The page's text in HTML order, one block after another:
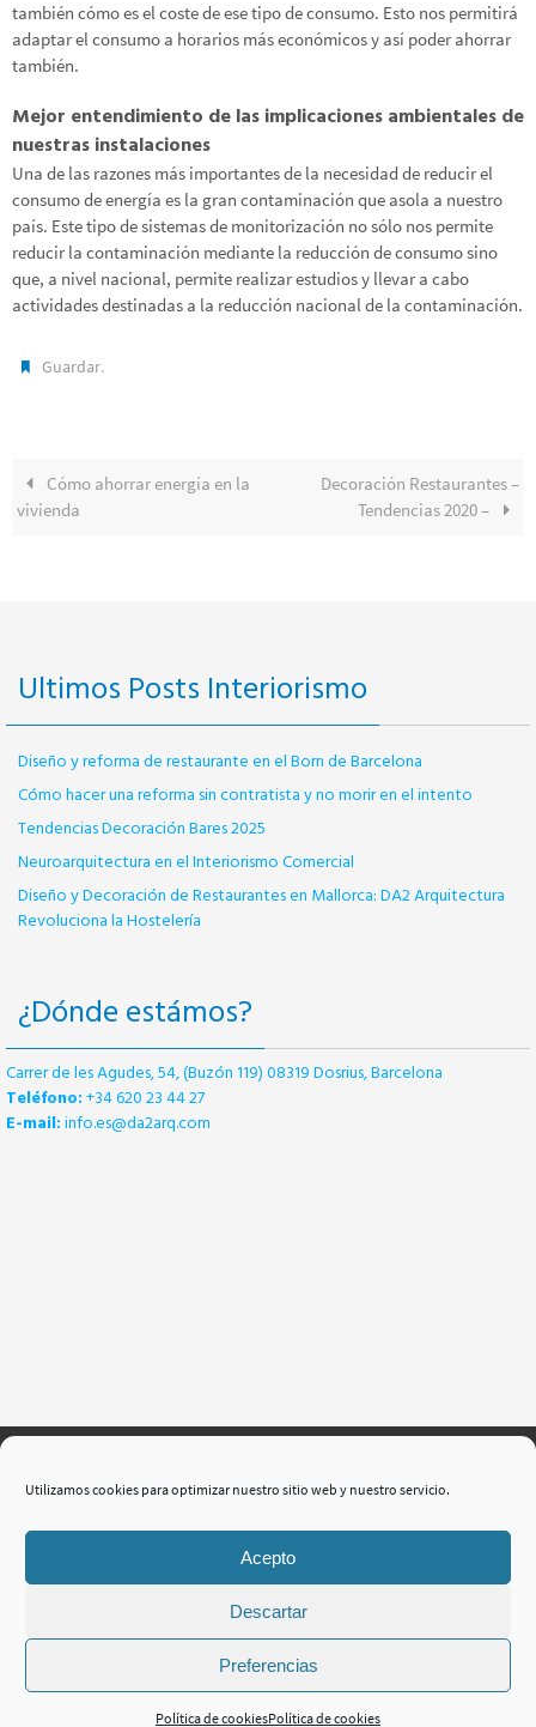
Utilizamos cookies para optimizar nuestro sitio web y nuestro servicio.
Acepto
Descartar
Preferencias
Política de cookiesPolítica de cookies
también cómo es el coste de ese tipo de consumo. Esto nos permitirá
adaptar el consumo a horarios más económicos y así poder ahorrar
también.
Mejor entendimiento de las implicaciones ambientales de
nuestras instalaciones
Una de las razones más importantes de la necesidad de reducir el
consumo de energía es la gran contaminación que asola a nuestro
país. Este tipo de sistemas de monitorización no sólo nos permite
reducir la contaminación mediante la reducción de consumo sino
que, a nivel nacional, permite realizar estudios y llevar a cabo
actividades destinadas a la reducción nacional de la contaminación.
Guardar.
Cómo ahorrar energía en la
vivienda
Decoración Restaurantes –
Tendencias 2020 –
Ultimos Posts Interiorismo
Diseño y reforma de restaurante en el Born de Barcelona
Cómo hacer una reforma sin contratista y no morir en el intento
Tendencias Decoración Bares 2025
Neuroarquitectura en el Interiorismo Comercial
Diseño y Decoración de Restaurantes en Mallorca: DA2 Arquitectura
Revoluciona la Hostelería
¿Dónde estámos?
Carrer de les Agudes, 54, (Buzón 119) 08319 Dosrius, Barcelona
Teléfono:+34 620 23 44 27
E-mail:info.es@da2arq.com
INICIO QUIENES SOMOS PROYECTOS BLOG
2024© DISSENYADOS ARQUITECTURA
Funciona conNirvana&WordPress.